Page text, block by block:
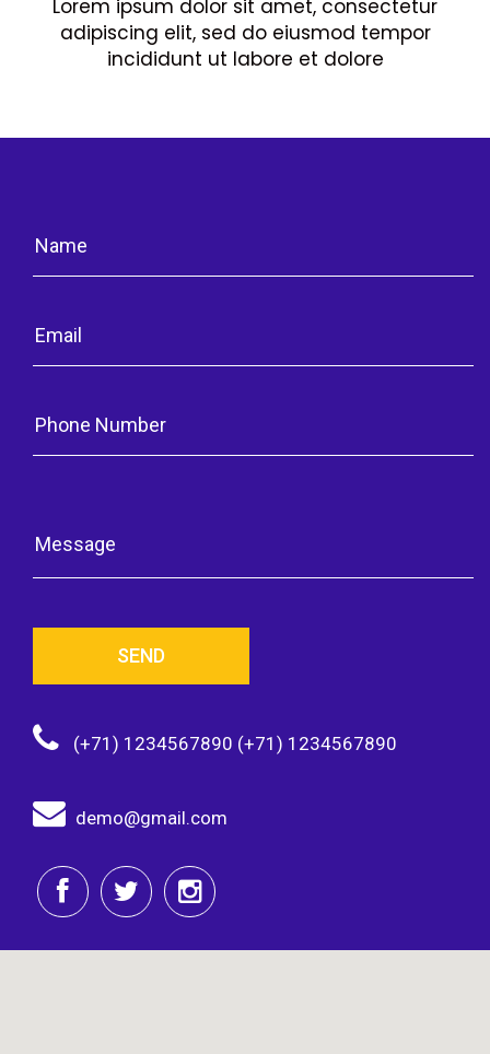
Lorem ipsum dolor sit amet, consectetur
adipiscing elit, sed do eiusmod tempor
incididunt ut labore et dolore
SEND
(+71) 1234567890 (+71) 1234567890
demo@gmail.com